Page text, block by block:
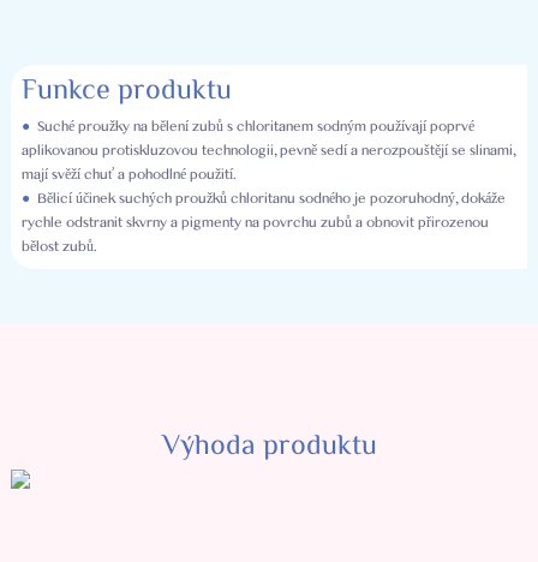
Funkce produktu
● Suché proužky na bělení zubů s chloritanem sodným používají poprvé
aplikovanou protiskluzovou technologii, pevně sedí a nerozpouštějí se slinami,
mají svěží chuť a pohodlné použití.
● Bělicí účinek suchých proužků chloritanu sodného je pozoruhodný, dokáže
rychle odstranit skvrny a pigmenty na povrchu zubů a obnovit přirozenou
bělost zubů.
Výhoda produktu